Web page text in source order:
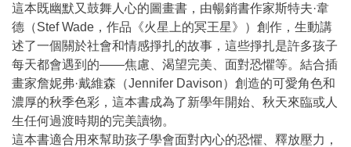
這本既幽默又鼓舞人心的圖畫書，由暢銷書作家斯特夫·韋
德（Stef Wade，作品《火星上的冥王星》）創作，生動講
述了一個關於社會和情感掙扎的故事，這些掙扎是許多孩子
每天都會遇到的——焦慮、渴望完美、面對恐懼等。結合插
畫家詹妮弗·戴維森（Jennifer Davison）創造的可愛角色和
濃厚的秋季色彩，這本書成為了新學年開始、秋天來臨或人
生任何過渡時期的完美讀物。
這本書適合用來幫助孩子學會面對內心的恐懼、釋放壓力，